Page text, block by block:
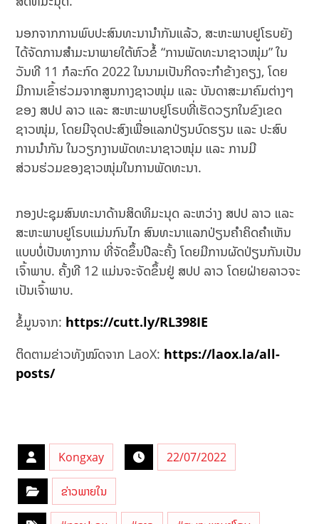
ນອກຈາກການພົບປະສົນທະນານໍາກັນແລ້ວ, ສະຫະພາບຢູໂຣບຍັງ
ໄດ້ຈັດການສໍາມະນາພາຍໃຕ້ຫົວຂໍ້ “ການພັດທະນາຊາວໜຸ່ມ” ໃນ
ວັນທີ 11 ກໍລະກົດ 2022 ໃນນາມເປັນກິດຈະກໍາຂ້າງຄຽງ, ໂດຍ
ມີການເຂົ້າຮ່ວມຈາກສູນກາງຊາວໜຸ່ມ ແລະ ບັນດາສະມາຄົມຕ່າງໆ
ຂອງ ສປປ ລາວ ແລະ ສະຫະພາບຢູໂຣບທີ່ເຮັດວຽກໃນຂົງເຂດ
ຊາວໜຸ່ມ, ໂດຍມີຈຸດປະສົງເພື່ອແລກປ່ຽນບົດຮຽນ ແລະ ປະສົບ
ການນໍາກັນ ໃນວຽກງານພັດທະນາຊາວໜຸ່ມ ແລະ ການມີ
ສ່ວນຮ່ວມຂອງຊາວໜຸ່ມໃນການພັດທະນາ.
ກອງປະຊຸມສົນທະນາດ້ານສິດທິມະນຸດ ລະຫວ່າງ ສປປ ລາວ ແລະ
ສະຫະພາບຢູໂຣບແມ່ນກົນໄກ ສົນທະນາແລກປ່ຽນຄຳຄິດຄຳເຫັນ
ແບບບໍ່ເປັນທາງການ ທີ່ຈັດຂຶ້ນປີລະຄັ້ງ ໂດຍມີການຜັດປ່ຽນກັນເປັນ
ເຈົ້າພາບ. ຄັ້ງທີ 12 ແມ່ນຈະຈັດຂຶ້ນຢູ່ ສປປ ລາວ ໂດຍຝ່າຍລາວຈະ
ເປັນເຈົ້າພາບ.
ຂໍ້ມູນຈາກ: https://cutt.ly/RL398IE
ຕິດຕາມຂ່າວທັງໝົດຈາກ LaoX: https://laox.la/all-
posts/
Kongxay 22/07/2022
ຂ່າວພາຍໃນ